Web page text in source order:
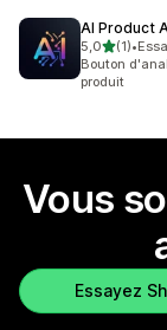
AI Product
5,0étoile(s)
(1)
1 avis au total
•
Bouton
produit
Vous
Essayez